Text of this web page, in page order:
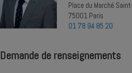
Place du Marché
75001 Paris
01 78 94 85 20
Demande de renseignements